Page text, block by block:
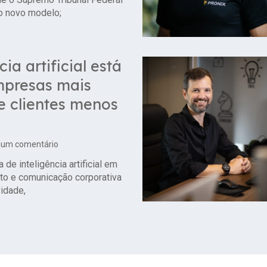
novo modelo;
artificial está
mais
clientes menos
comentário
de inteligência artificial em
e comunicação corporativa